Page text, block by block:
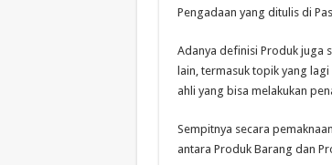
Pengadaan yang ditulis di
Adanya definisi Produk juga
lain, termasuk topik yang
ahli yang bisa melakukan
Sempitnya secara
antara Produk Barang dan